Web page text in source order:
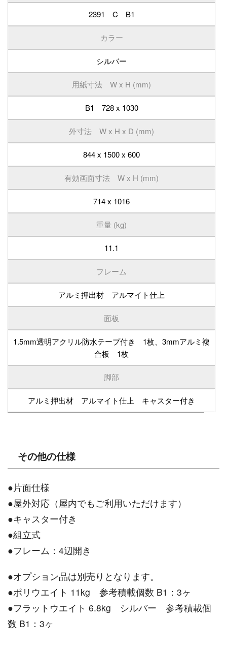
2391 C B1
カラー
シルバー
用紙寸法 W x H (mm)
B1 728 x 1030
外寸法 W x H x D (mm)
844 x 1500 x 600
有効画面寸法 W x H (mm)
714 x 1016
重量 (kg)
11.1
フレーム
アルミ押出材 アルマイト仕上
面板
1.5mm透明アクリル防水テープ付き 1枚、3mmアルミ複
合板 1枚
脚部
アルミ押出材 アルマイト仕上 キャスター付き
その他の仕様
●片面仕様
●屋外対応（屋内でもご利用いただけます）
●キャスター付き
●組立式
●フレーム：4辺開き
●オプション品は別売りとなります。
●ポリウエイト 11kg 参考積載個数 B1：3ヶ
●フラットウエイト 6.8kg シルバー 参考積載個
数 B1：3ヶ